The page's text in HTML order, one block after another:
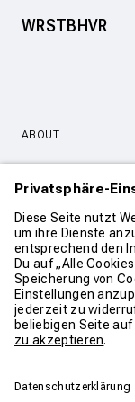
WRSTBHVR
ABOUT
SERVICE & SUPPORT
KONTAKT